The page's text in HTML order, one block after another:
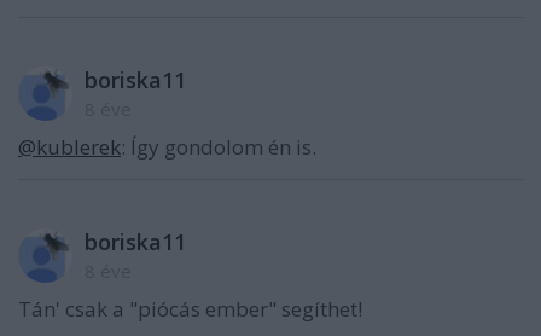
boriska11
@kublerek: Így gondolom én is.
boriska11
Tán' csak a "piócás ember" segíthet!